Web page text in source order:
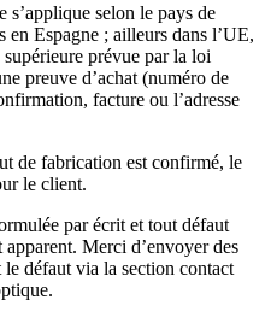
s’applique selon le pays de
en Espagne ; ailleurs dans l’UE,
prévue par la loi
preuve d’achat (numéro de
facture ou l’adresse
de fabrication est confirmé, le
le client.
par écrit et tout défaut
Merci d’envoyer des
défaut via la section contact